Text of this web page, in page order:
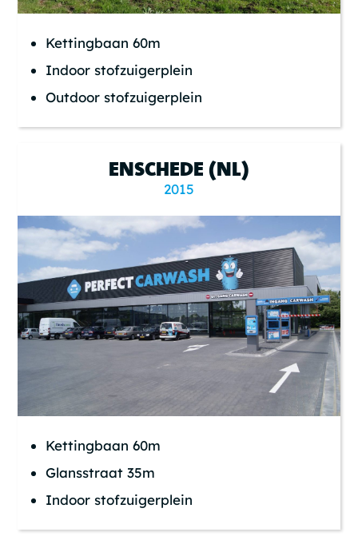
Kettingbaan 60m
Indoor stofzuigerplein
Outdoor stofzuigerplein
ENSCHEDE (NL)
2015
Kettingbaan 60m
Glansstraat 35m
Indoor stofzuigerplein